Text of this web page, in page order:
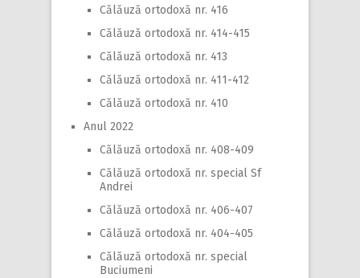
Călăuză ortodoxă nr. 416
Călăuză ortodoxă nr. 414-415
Călăuză ortodoxă nr. 413
Călăuză ortodoxă nr. 411-412
Călăuză ortodoxă nr. 410
Anul 2022
Călăuză ortodoxă nr. 408-409
Călăuză ortodoxă nr. special Sf
Andrei
Călăuză ortodoxă nr. 406-407
Călăuză ortodoxă nr. 404-405
Călăuză ortodoxă nr. special
Buciumeni